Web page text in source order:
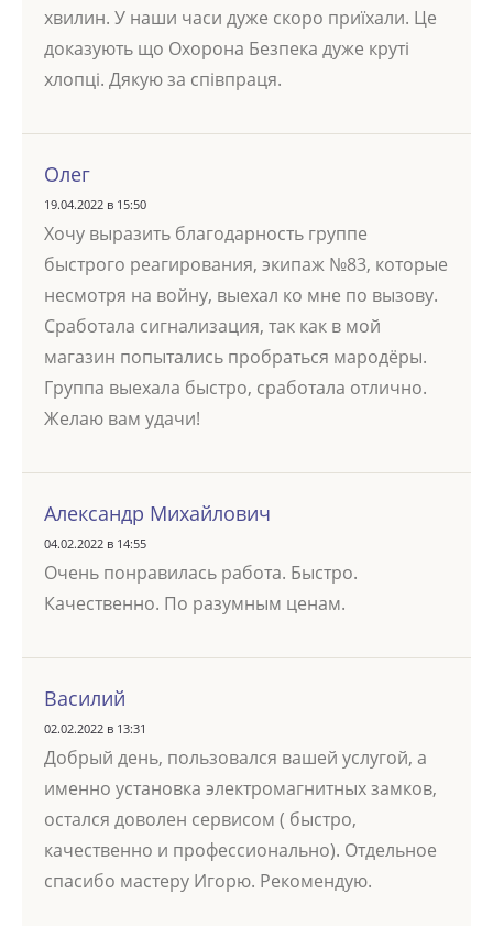
хвилин. У наши часи дуже скоро приїхали. Це
доказують що Охорона Безпека дуже круті
хлопці. Дякую за співпраця.
Олег
19.04.2022 в 15:50
Хочу выразить благодарность группе
быстрого реагирования, экипаж №83, которые
несмотря на войну, выехал ко мне по вызову.
Сработала сигнализация, так как в мой
магазин попытались пробраться мародёры.
Группа выехала быстро, сработала отлично.
Желаю вам удачи!
Александр Михайлович
04.02.2022 в 14:55
Очень понравилась работа. Быстро.
Качественно. По разумным ценам.
Василий
02.02.2022 в 13:31
Добрый день, пользовался вашей услугой, а
именно установка электромагнитных замков,
остался доволен сервисом ( быстро,
качественно и профессионально). Отдельное
спасибо мастеру Игорю. Рекомендую.